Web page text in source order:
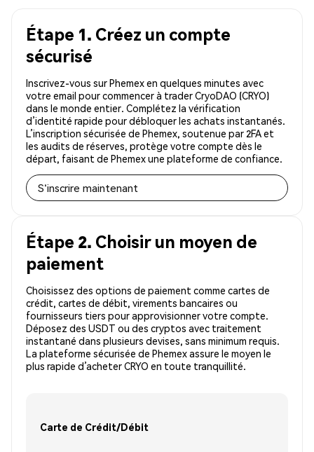
Étape 1. Créez un compte
sécurisé
Inscrivez-vous sur Phemex en quelques minutes avec
votre email pour commencer à trader CryoDAO (CRYO)
dans le monde entier. Complétez la vérification
d’identité rapide pour débloquer les achats instantanés.
L’inscription sécurisée de Phemex, soutenue par 2FA et
les audits de réserves, protège votre compte dès le
départ, faisant de Phemex une plateforme de confiance.
S'inscrire maintenant
Étape 2. Choisir un moyen de
paiement
Choisissez des options de paiement comme cartes de
crédit, cartes de débit, virements bancaires ou
fournisseurs tiers pour approvisionner votre compte.
Déposez des USDT ou des cryptos avec traitement
instantané dans plusieurs devises, sans minimum requis.
La plateforme sécurisée de Phemex assure le moyen le
plus rapide d’acheter CRYO en toute tranquillité.
Carte de Crédit/Débit